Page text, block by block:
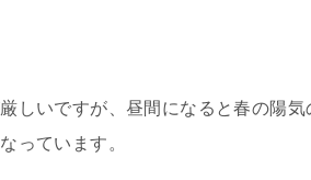
しいですが、昼間になると春の陽
っています。